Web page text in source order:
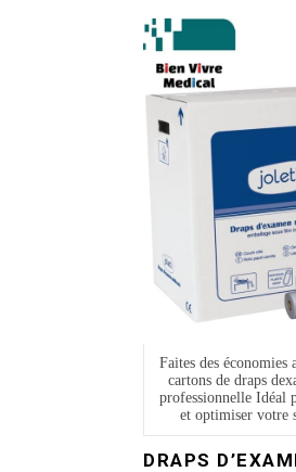
Faites des
cartons de draps
professionnelle Idéal
et optimiser votre
DRAPS